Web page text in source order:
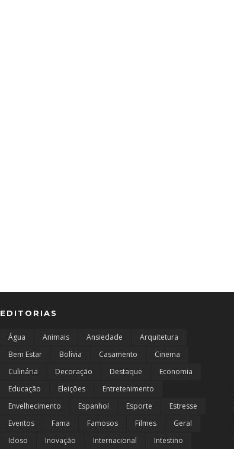
EDITORIAS
Água Animais Ansiedade
Arquitetura
Bem Estar
Bolívia Casamento
Cinema
Culinária
Decoração Destaque
Economia
Educação
Eleições
Entretenimento
Envelhecimento
Espanhol Esporte
Estresse
Eventos
Fama Famosos Filmes
Geral
Idoso
Inovação Internacional Intestino